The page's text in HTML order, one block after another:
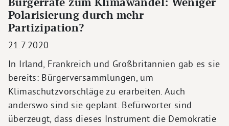
Polarisierung durch mehr
Partizipation?
21.7.2020
In Irland, Frankreich und Großbritannien gab es sie
bereits: Bürgerversammlungen, um
Klimaschutzvorschläge zu erarbeiten. Auch
anderswo sind sie geplant. Befürworter sind
überzeugt, dass dieses Instrument die Demokratie